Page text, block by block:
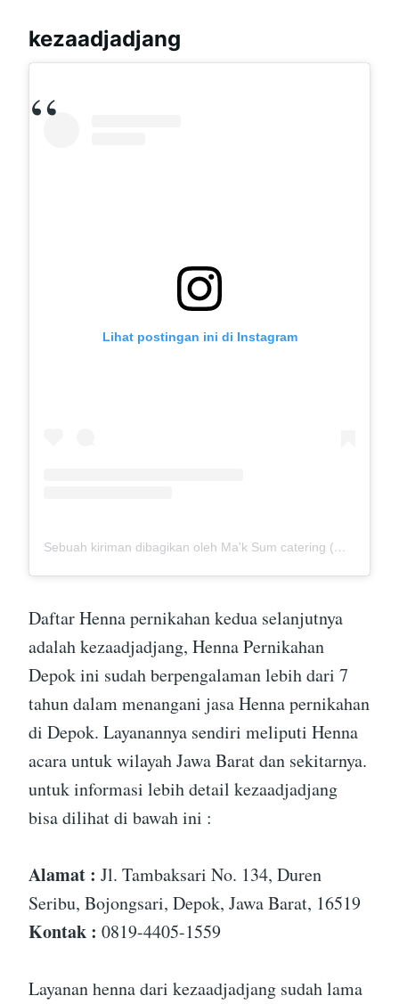
kezaadjadjang
Lihat postingan ini di Instagram
Sebuah kiriman dibagikan oleh Ma'k Sum catering (@mak_sumcatering)
Daftar Henna pernikahan kedua selanjutnya
adalah kezaadjadjang, Henna Pernikahan
Depok ini sudah berpengalaman lebih dari 7
tahun dalam menangani jasa Henna pernikahan
di Depok. Layanannya sendiri meliputi Henna
acara untuk wilayah Jawa Barat dan sekitarnya.
untuk informasi lebih detail kezaadjadjang
bisa dilihat di bawah ini :
Alamat : Jl. Tambaksari No. 134, Duren
Seribu, Bojongsari, Depok, Jawa Barat, 16519
Kontak : 0819-4405-1559
Layanan henna dari kezaadjadjang sudah lama